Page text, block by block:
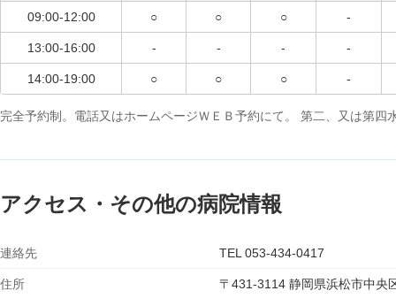
09:00-12:00 ○ ○ ○ -
13:00-16:00 - - - -
14:00-19:00 ○ ○ ○ -
完全予約制。電話又はホームページＷＥＢ予約にて。 第二、又は第四
アクセス・その他の病院情報
連絡先 TEL 053-434-0417
住所 〒431-3114 静岡県浜松市中央